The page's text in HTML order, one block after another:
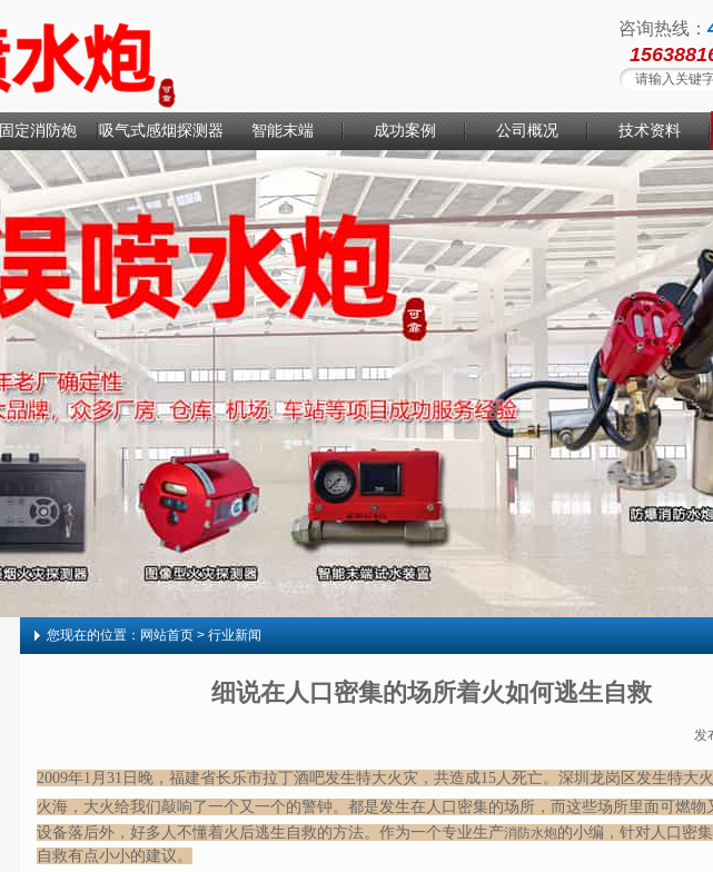
咨询热线：
固定消防炮 吸气式感烟探测器 智能末端 成功案例 公司概况 技术资料
您现在的位置： 网站首页> 行业新闻
细说在人口密集的场所着火如何逃生自救
发
2009年1月31日晚， 福建省长乐市拉丁酒吧发生特大火灾 ，共造成15人死亡。 深圳龙岗区发生特大
火海，大火给我们敲响了一个又一个的警钟。都是发生在人口密集的场所，而这些场所里面可燃物
设备落后外，好多人不懂着火后逃生自救的方法。作为一个专业生产消防水炮的小编，针对人口密
自救有点小小的建议。